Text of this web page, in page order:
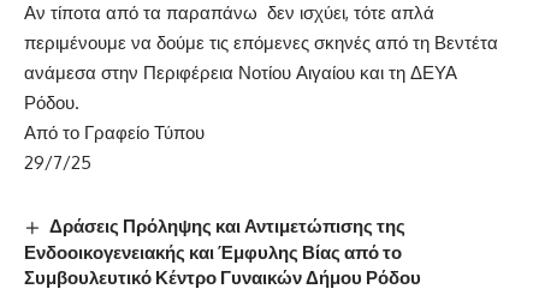
Αν τίποτα από τα παραπάνω δεν ισχύει, τότε απλά
περιμένουμε να δούμε τις επόμενες σκηνές από τη Βεντέτα
ανάμεσα στην Περιφέρεια Νοτίου Αιγαίου και τη ΔΕΥΑ
Ρόδου.
Από το Γραφείο Τύπου
29/7/25
Δράσεις Πρόληψης και Αντιμετώπισης της
Ενδοοικογενειακής και Έμφυλης Βίας από το
Συμβουλευτικό Κέντρο Γυναικών Δήμου Ρόδου